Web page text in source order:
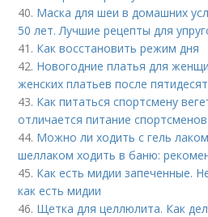
40. Маска для шеи в домашних
50 лет. Лучшие рецепты для
41. Как восстановить режим дня
42. Новогодние платья для
женских платьев после
43. Как питаться спортсмену
отличается питание
44. Можно ли ходить с гель
шеллаком ходить в баню:
45. Как есть мидии запеченные.
как есть мидии
46. Щетка для целлюлита. Как